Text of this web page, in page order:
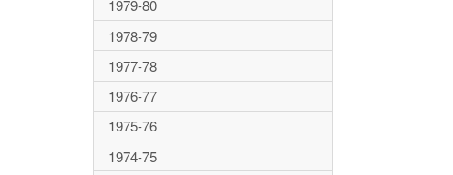
1979-80
1978-79
1977-78
1976-77
1975-76
1974-75